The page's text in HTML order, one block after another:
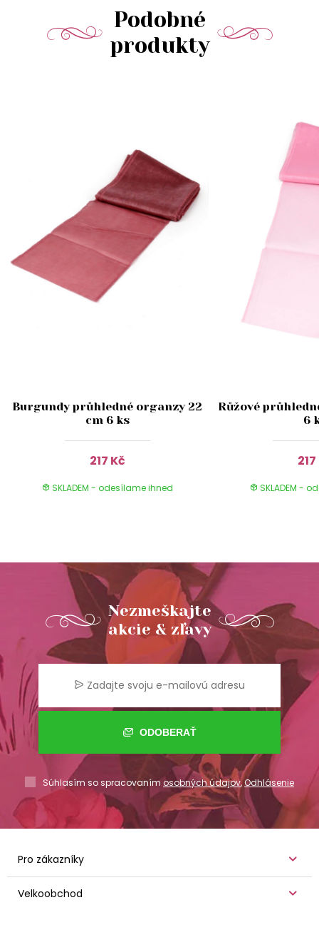
Podobné
produkty
Burgundy průhledné organzy 22
cm 6 ks
217 Kč
SKLADEM - odesílame ihned
Růžové
6
SKLADEM -
Nezmeškajte
akcie & zľavy
ODOBERAŤ
Súhlasím so spracovaním osobných údajov,Odhlásenie
Pro zákazníky
Velkoobchod